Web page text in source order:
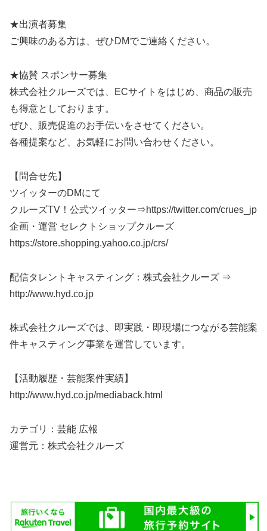
★出演者募集
ご興味のある方は、ぜひDMでご連絡ください。
★協賛 スポンサー募集
株式会社クルーズでは、ECサイトをはじめ、商品の販売
も得意としております。
ぜひ、販売促進のお手伝いをさせてください。
各種提案など、お気軽にお問い合わせください。
【問合せ先】
ツイッターのDMにて
クルーズTV！公式ツイッター⇒https://twitter.com/crues_jp
企画・運営 セレクトショップクルーズ
https://store.shopping.yahoo.co.jp/crs/
配信タレントキャスティング：株式会社クルーズ ⇒
http://www.hyd.co.jp
株式会社クルーズでは、即実践・即現場につながる芸能案
件キャスティング事業を運営しています。
【活動履歴・芸能案件実績】
http://www.hyd.co.jp/mediaback.html
カテゴリ：芸能 広報
運営元：株式会社クルーズ